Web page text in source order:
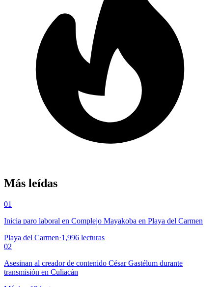
Más leídas
01
Inicia paro laboral en Complejo Mayakoba en Playa del Carmen
Playa del Carmen·1,996 lecturas
02
Asesinan al creador de contenido César Gastélum durante
transmisión en Culiacán